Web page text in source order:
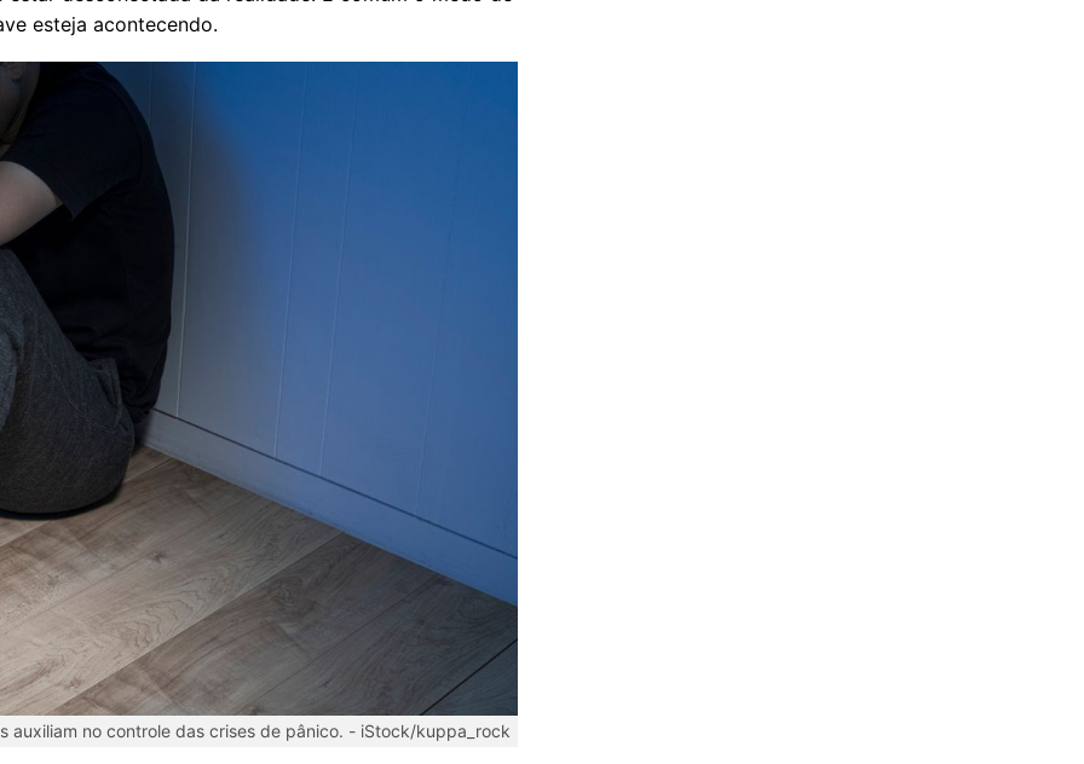
esteja acontecendo.
auxiliam no controle das crises de pânico. - iStock/kuppa_rock